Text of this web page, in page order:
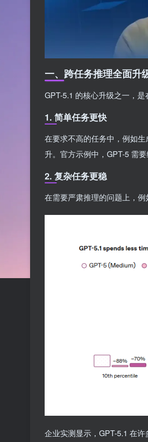
一、跨任务推理全面升
GPT-5.1 的核心升级之一，是
1. 简单任务更快
在要求不高的任务中，例如
升。官方示例中，GPT-5 需
2. 复杂任务更稳
在需要严肃推理的问题上，
企业实测显示，GPT-5.1 在